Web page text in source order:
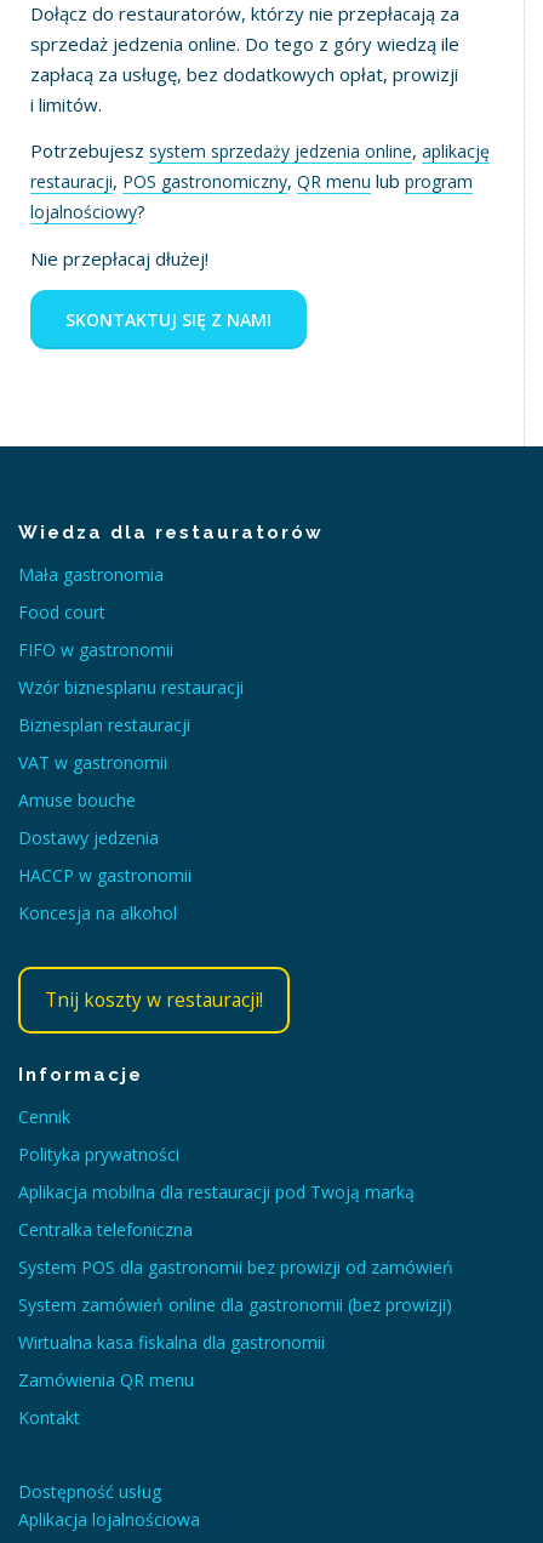
Dołącz do restauratorów, którzy nie przepłacają za
sprzedaż jedzenia online. Do tego z góry wiedzą ile
zapłacą za usługę, bez dodatkowych opłat, prowizji
i limitów.
Potrzebujesz system sprzedaży jedzenia online, aplikację
restauracji, POS gastronomiczny, QR menu lub program
lojalnościowy?
Nie przepłacaj dłużej!
SKONTAKTUJ SIĘ Z NAMI
Wiedza dla restauratorów
Mała gastronomia
Food court
FIFO w gastronomii
Wzór biznesplanu restauracji
Biznesplan restauracji
VAT w gastronomii
Amuse bouche
Dostawy jedzenia
HACCP w gastronomii
Koncesja na alkohol
Tnij koszty w restauracji!
Informacje
Cennik
Polityka prywatności
Aplikacja mobilna dla restauracji pod Twoją marką
Centralka telefoniczna
System POS dla gastronomii bez prowizji od zamówień
System zamówień online dla gastronomii (bez prowizji)
Wirtualna kasa fiskalna dla gastronomii
Zamówienia QR menu
Kontakt
Dostępność usług
Aplikacja lojalnościowa